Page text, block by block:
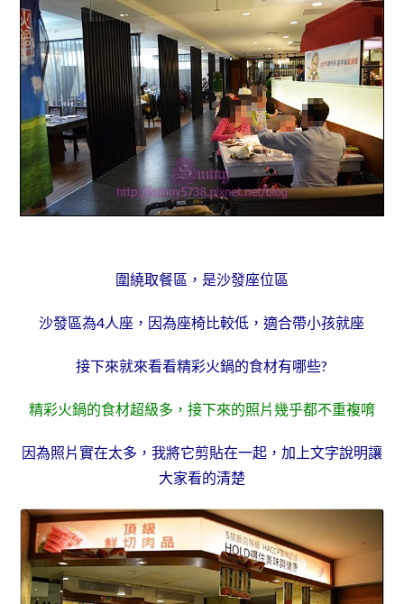
圍繞取餐區，是沙發座位區
沙發區為4人座，因為座椅比較低，適合帶小孩就座
接下來就來看看精彩火鍋的食材有哪些?
精彩火鍋的食材超級多，接下來的照片幾乎都不重複唷
因為照片實在太多，我將它剪貼在一起，加上文字說明讓
大家看的清楚